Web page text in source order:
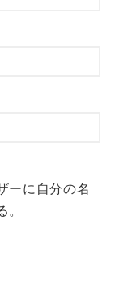
ーに自分の名